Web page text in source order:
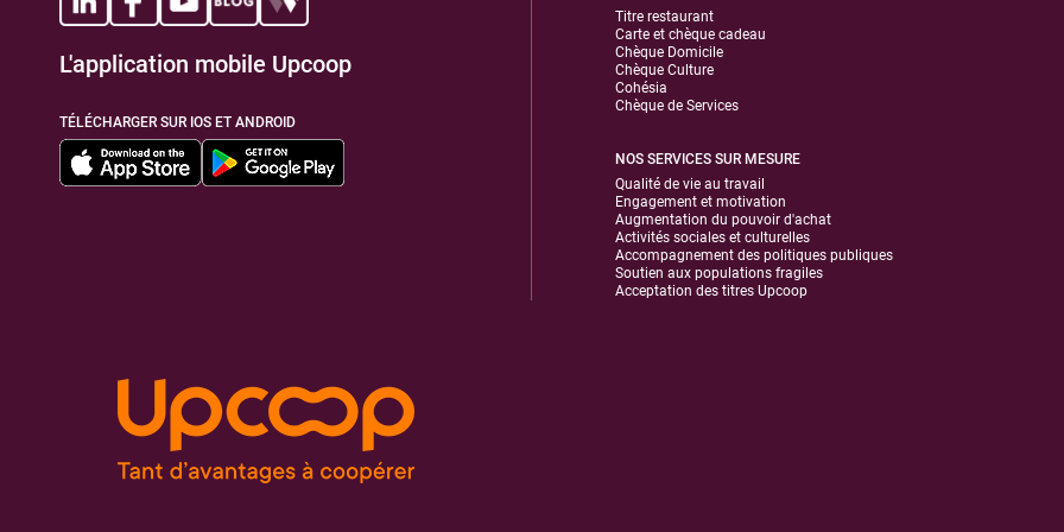
L'application mobile Upcoop
TÉLÉCHARGER SUR IOS ET ANDROID
Titre restaurant
Carte et chèque cadeau
Chèque Domicile
Chèque Culture
Cohésia
Chèque de Services
NOS SERVICES SUR MESURE
Qualité de vie au travail
Engagement et motivation
Augmentation du pouvoir d'achat
Activités sociales et culturelles
Accompagnement des politiques publiques
Soutien aux populations fragiles
Acceptation des titres Upcoop